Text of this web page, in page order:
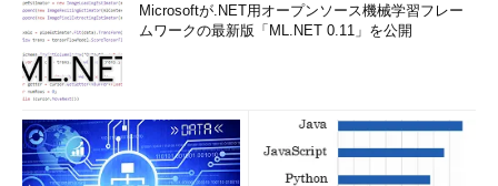
Microsoftが.NET用オープンソース機械学習フレー
ムワークの最新版「ML.NET 0.11」を公開